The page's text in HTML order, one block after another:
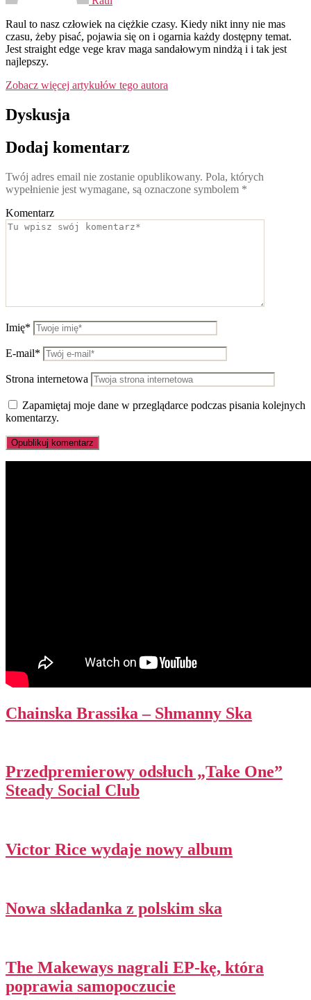
Raul to nasz człowiek na ciężkie czasy. Kiedy nikt inny nie mas
czasu, żeby pisać, pojawia się on i ogarnia każdy dostępny temat.
Jest straight edge vege krav maga sandałowym nindżą i i tak jest
najlepszy.
Zobacz więcej artykułów tego autora
Dyskusja
Dodaj komentarz
Twój adres email nie zostanie opublikowany. Pola, których
wypełnienie jest wymagane, są oznaczone symbolem *
Komentarz
Imię*
E-mail*
Strona internetowa
Zapamiętaj moje dane w przeglądarce podczas pisania kolejnych
komentarzy.
Chainska Brassika – Shmanny Ska
Przedpremierowy odsłuch „Take One”
Steady Social Club
Victor Rice wydaje nowy album
Nowa składanka z polskim ska
The Makeways nagrali EP-kę, która
poprawia samopoczucie